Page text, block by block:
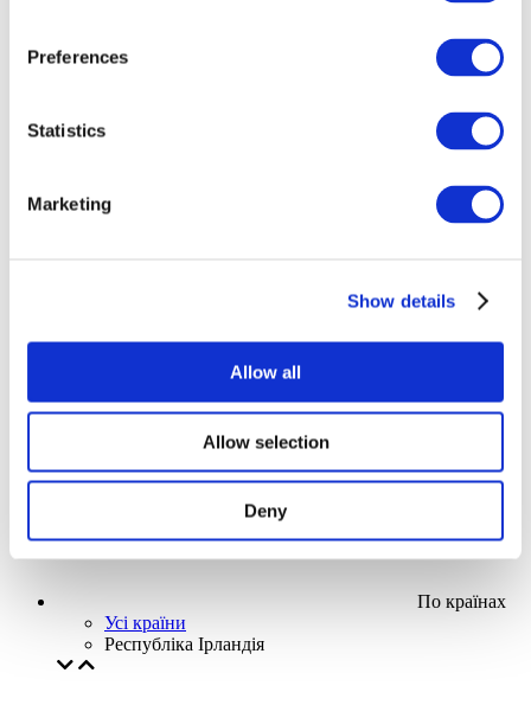
Preferences
Statistics
Marketing
Show details
Allow all
Allow selection
Deny
Заходи
Наша спецпропозиція
Без піджанру
По країнах
Усі країни
Республіка Ірландія